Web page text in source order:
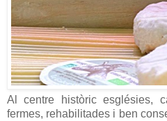
Al centre històric esglésies,
fermes, rehabilitades i ben